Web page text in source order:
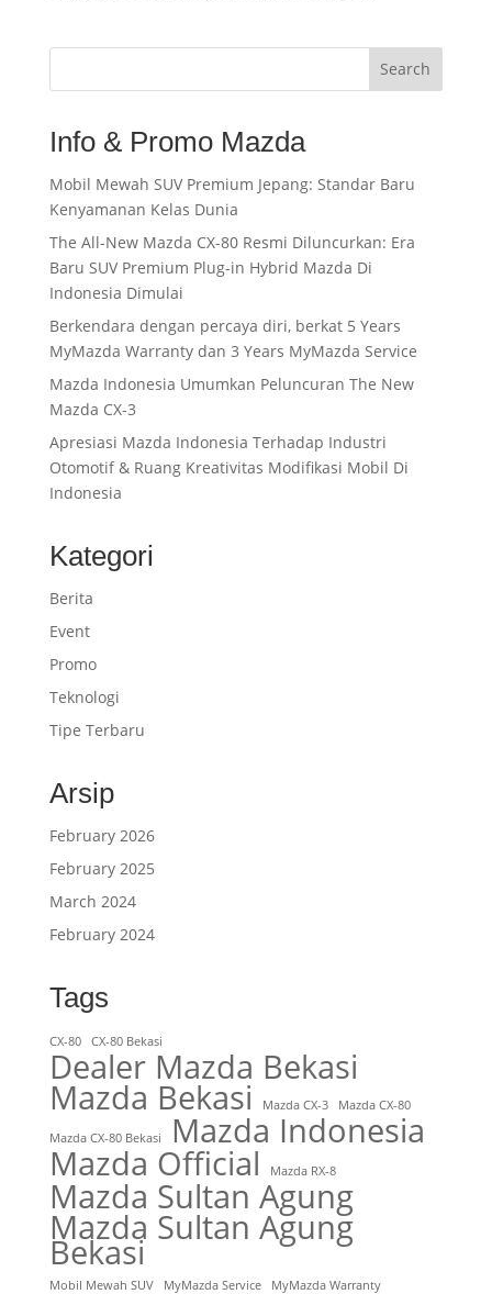
Search
Info & Promo Mazda
Mobil Mewah SUV Premium Jepang: Standar Baru
Kenyamanan Kelas Dunia
The All-New Mazda CX-80 Resmi Diluncurkan: Era
Baru SUV Premium Plug-in Hybrid Mazda Di
Indonesia Dimulai
Berkendara dengan percaya diri, berkat 5 Years
MyMazda Warranty dan 3 Years MyMazda Service
Mazda Indonesia Umumkan Peluncuran The New
Mazda CX-3
Apresiasi Mazda Indonesia Terhadap Industri
Otomotif & Ruang Kreativitas Modifikasi Mobil Di
Indonesia
Kategori
Berita
Event
Promo
Teknologi
Tipe Terbaru
Arsip
February 2026
February 2025
March 2024
February 2024
Tags
CX-80 CX-80 Bekasi
Dealer Mazda Bekasi
Mazda Bekasi Mazda CX-3 Mazda CX-80
Mazda CX-80 Bekasi Mazda Indonesia
Mazda Official Mazda RX-8
Mazda Sultan Agung
Mazda Sultan Agung
Bekasi
Mobil Mewah SUV MyMazda Service MyMazda Warranty